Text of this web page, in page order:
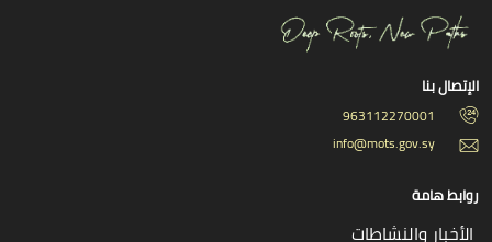
الإتصال بنا
963112270001
info@mots.gov.sy
روابط هامة
الأخبار والنشاطات